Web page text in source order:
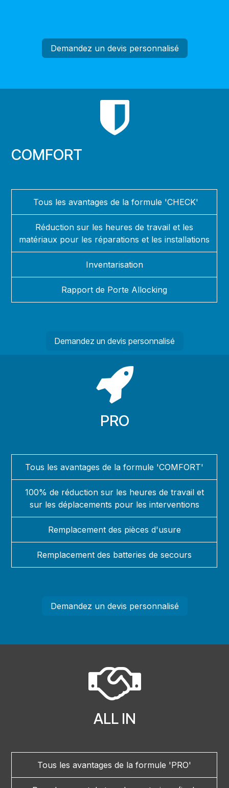
Demandez un devis personnalisé
COMFORT
Tous les avantages de la formule 'CHECK'
Réduction sur les heures de travail et les
matériaux pour les réparations et les installations
Inventarisation
Rapport de Porte Allocking
Demandez un devis personnalisé
PRO
Tous les avantages de la formule 'COMFORT'
100% de réduction sur les heures de travail et
sur les déplacements pour les interventions
Remplacement des pièces d'usure
Remplacement des batteries de secours
Demandez un devis personnalisé
ALL IN
Tous les avantages de la formule 'PRO'